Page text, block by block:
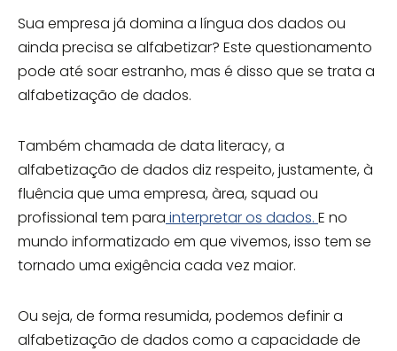
Sua empresa já domina a língua dos dados ou
ainda precisa se alfabetizar? Este questionamento
pode até soar estranho, mas é disso que se trata a
alfabetização de dados.
Também chamada de data literacy, a
alfabetização de dados diz respeito, justamente, à
fluência que uma empresa, àrea, squad ou
profissional tem para interpretar os dados. E no
mundo informatizado em que vivemos, isso tem se
tornado uma exigência cada vez maior.
Ou seja, de forma resumida, podemos definir a
alfabetização de dados como a capacidade de